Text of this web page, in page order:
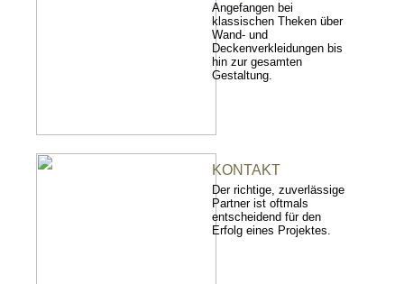
Angefangen bei
klassischen Theken über
Wand- und
Deckenverkleidungen bis
hin zur gesamten
Gestaltung.
KONTAKT
Der richtige, zuverlässige
Partner ist oftmals
entscheidend für den
Erfolg eines Projektes.